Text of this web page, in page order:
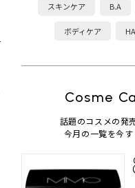
スキンケア B.A
ボディケア
Cosme
話題のコスメの発
今月の一覧を今す